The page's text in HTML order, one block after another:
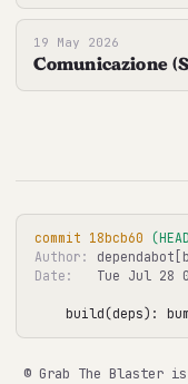
19 May 2026
Comunicazione
commit 18bcb60
Author:
Date:
Tue Jul 28
build(deps):
© Grab The Blaster